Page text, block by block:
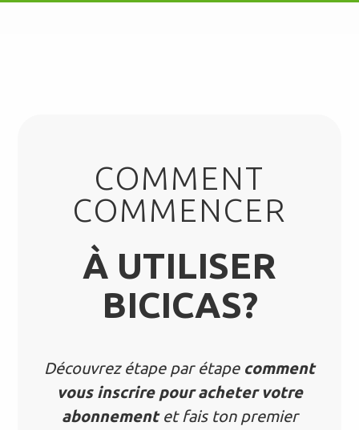
COMMENT
COMMENCER
À UTILISER
BICICAS?
Découvrez étape par étape comment
vous inscrire pour acheter votre
abonnementet fais ton premier